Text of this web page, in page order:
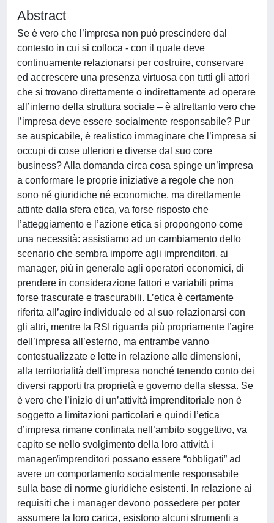
Abstract
Se è vero che l’impresa non può prescindere dal
contesto in cui si colloca - con il quale deve
continuamente relazionarsi per costruire, conservare
ed accrescere una presenza virtuosa con tutti gli attori
che si trovano direttamente o indirettamente ad operare
all’interno della struttura sociale – è altrettanto vero che
l’impresa deve essere socialmente responsabile? Pur
se auspicabile, è realistico immaginare che l’impresa si
occupi di cose ulteriori e diverse dal suo core
business? Alla domanda circa cosa spinge un’impresa
a conformare le proprie iniziative a regole che non
sono né giuridiche né economiche, ma direttamente
attinte dalla sfera etica, va forse risposto che
l’atteggiamento e l’azione etica si propongono come
una necessità: assistiamo ad un cambiamento dello
scenario che sembra imporre agli imprenditori, ai
manager, più in generale agli operatori economici, di
prendere in considerazione fattori e variabili prima
forse trascurate e trascurabili. L’etica è certamente
riferita all’agire individuale ed al suo relazionarsi con
gli altri, mentre la RSI riguarda più propriamente l’agire
dell’impresa all’esterno, ma entrambe vanno
contestualizzate e lette in relazione alle dimensioni,
alla territorialità dell’impresa nonché tenendo conto dei
diversi rapporti tra proprietà e governo della stessa. Se
è vero che l’inizio di un’attività imprenditoriale non è
soggetto a limitazioni particolari e quindi l’etica
d’impresa rimane confinata nell’ambito soggettivo, va
capito se nello svolgimento della loro attività i
manager/imprenditori possano essere “obbligati” ad
avere un comportamento socialmente responsabile
sulla base di norme giuridiche esistenti. In relazione ai
requisiti che i manager devono possedere per poter
assumere la loro carica, esistono alcuni strumenti a